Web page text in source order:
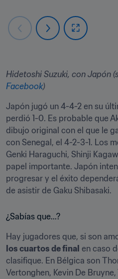
Hidetoshi Suzuki, con Japón
Facebook)
Japón jugó un 4-4-2 en su
perdió 1-0. Es probable que
dibujo original con el que le
con Senegal, el 4-2-3-1. Los
Genki Haraguchi, Shinji
papel importante. Japón
progresar y el éxito
de asistir de Gaku Shibasaki.
¿Sabías que...?
Hay jugadores que, si son
los cuartos de final en caso
clasifique. En Bélgica son
Vertonghen, Kevin De